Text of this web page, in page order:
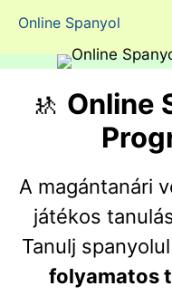
tartalomba
Online Spanyol
🚸 Online
A magántanári
játékos
Tanulj
folyamatos